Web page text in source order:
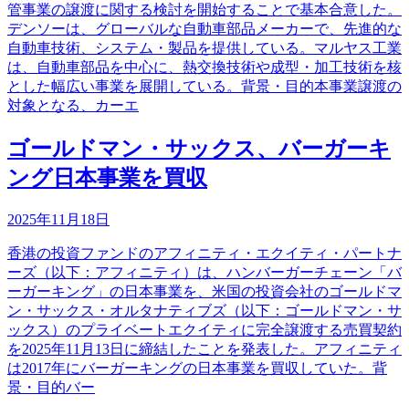
管事業の譲渡に関する検討を開始することで基本合意した。
デンソーは、グローバルな自動車部品メーカーで、先進的な
自動車技術、システム・製品を提供している。マルヤス工業
は、自動車部品を中心に、熱交換技術や成型・加工技術を核
とした幅広い事業を展開している。背景・目的本事業譲渡の
対象となる、カーエ
ゴールドマン・サックス、バーガーキ
ング日本事業を買収
2025年11月18日
香港の投資ファンドのアフィニティ・エクイティ・パートナ
ーズ（以下：アフィニティ）は、ハンバーガーチェーン「バ
ーガーキング」の日本事業を、米国の投資会社のゴールドマ
ン・サックス・オルタナティブズ（以下：ゴールドマン・サ
ックス）のプライベートエクイティに完全譲渡する売買契約
を2025年11月13日に締結したことを発表した。アフィニティ
は2017年にバーガーキングの日本事業を買収していた。背
景・目的バー